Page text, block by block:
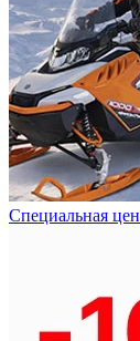
Специальная